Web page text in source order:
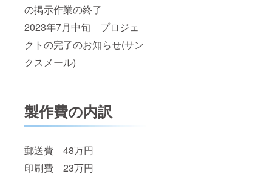
の掲示作業の終了
2023年7月中旬 プロジェ
クトの完了のお知らせ(サン
クスメール)
製作費の内訳
郵送費 48万円
印刷費 23万円